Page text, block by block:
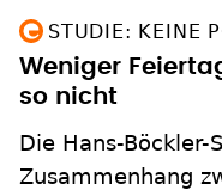
STUDIE: KEINE
Weniger
so nicht
Die Hans-Böckler-
Zusammenhang